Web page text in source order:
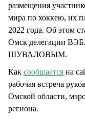
размещения
мира по хоккею, их
2022 года. Об этом
Омск делегации
ШУВАЛОВЫМ.
Как сообщается на
рабочая встреча
Омской области,
региона.